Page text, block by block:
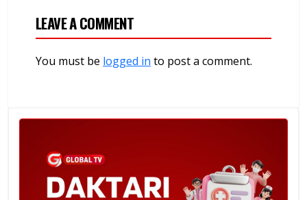
LEAVE A COMMENT
You must be logged in to post a comment.